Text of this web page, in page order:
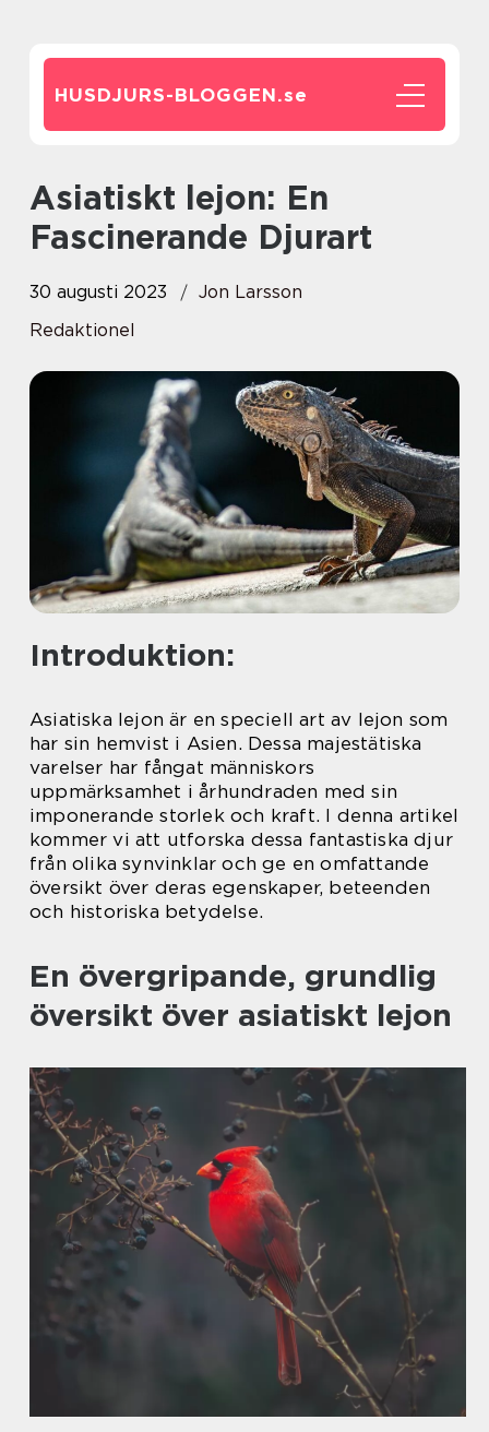
HUSDJURS-BLOGGEN.se
Asiatiskt lejon: En
Fascinerande Djurart
30 augusti 2023
Jon Larsson
Redaktionel
Introduktion:
Asiatiska lejon är en speciell art av lejon som
har sin hemvist i Asien. Dessa majestätiska
varelser har fångat människors
uppmärksamhet i århundraden med sin
imponerande storlek och kraft. I denna artikel
kommer vi att utforska dessa fantastiska djur
från olika synvinklar och ge en omfattande
översikt över deras egenskaper, beteenden
och historiska betydelse.
En övergripande, grundlig
översikt över asiatiskt lejon